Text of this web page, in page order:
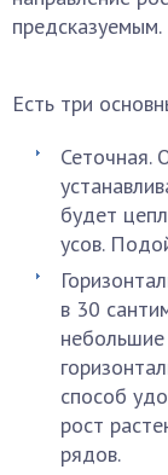
предсказуемым.
Есть три
Сеточная.
будет
усов.
в 30
способ
рост
рядов.